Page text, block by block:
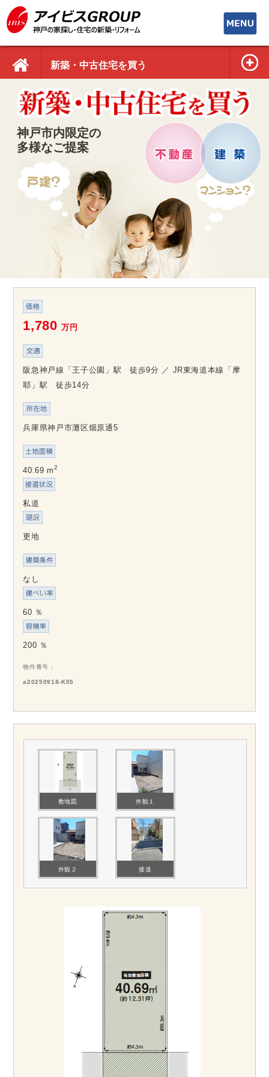
toggle
新築・中古住宅を買う
神戸市内限定の
多様なご提案
1,780万円
阪急神戸線「王子公園」駅 徒歩9分 ／ JR東海道本線「摩
耶」駅 徒歩14分
兵庫県神戸市灘区畑原通5
40.69 m2
私道
更地
なし
60 ％
200 ％
物件番号
a20250918-K05
敷地図 外観１
外観２ 接道